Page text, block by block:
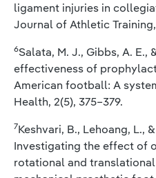
ligament injuries in
Journal of Athletic Training,
6Salata, M. J., Gibbs, A. E.,
effectiveness of
American football: A
Health, 2(5), 375–379.
7Keshvari, B., Lehoang, L.,
Investigating the effect of
rotational and